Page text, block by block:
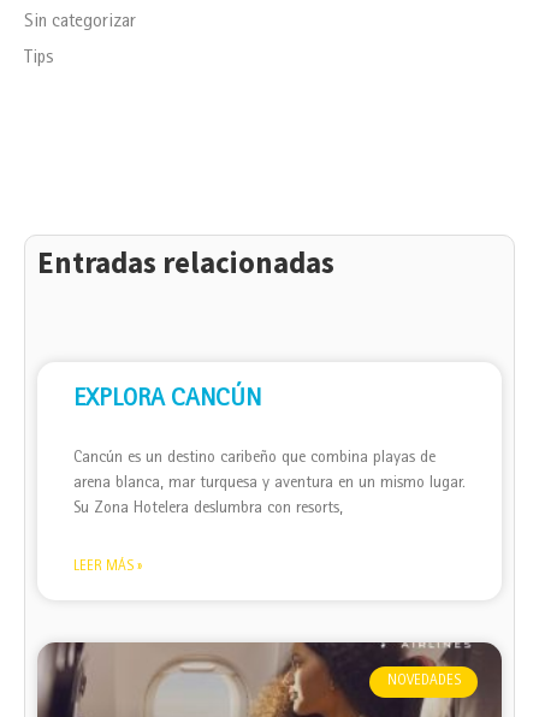
Sin categorizar
Tips
Entradas relacionadas
EXPLORA CANCÚN
Cancún es un destino caribeño que combina playas de
arena blanca, mar turquesa y aventura en un mismo lugar.
Su Zona Hotelera deslumbra con resorts,
LEER MÁS »
NOVEDADES